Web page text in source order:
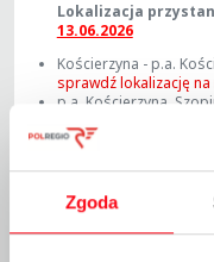
Zgoda
Lokalizacja
13.06.2026
Kościerzyna - p.a.
sprawdź lokalizację
p.a. Kościerzyna,
sprawdź lokalizację na
Gołubie Kaszubskie –
sprawdź lokalizację
p.a. Szymbark
Wieżyca – p.a.